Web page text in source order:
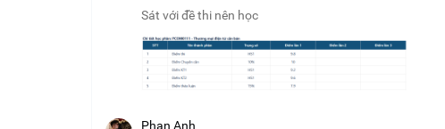
Sát với đề thi nên học
Phan Anh